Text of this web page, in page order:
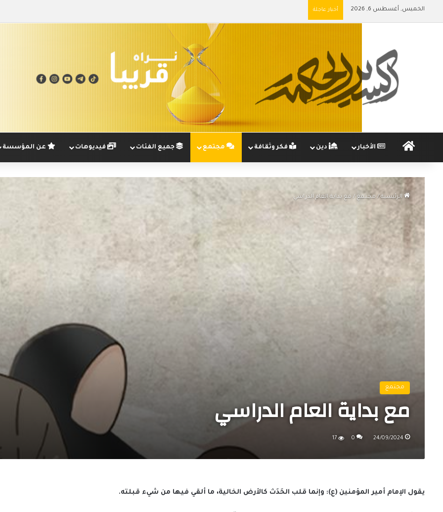
الخميس, أغسطس 6, 2026 أخبار عاجلة
الرئيسيةالأخبار دين فكر وثقافة مجتمع جميع الفئات فيديوهات عن المؤسسة
الرئيسية / مجتمع / مع بداية العام الدراسي
مجتمع
مع بداية العام الدراسي
24/09/2024
0
17
يقول الإمام أمير المؤمنين (ع): وإنما قلب الحَدَث كالأرض الخالية، ما ألقي فيها من شيء قبلته.